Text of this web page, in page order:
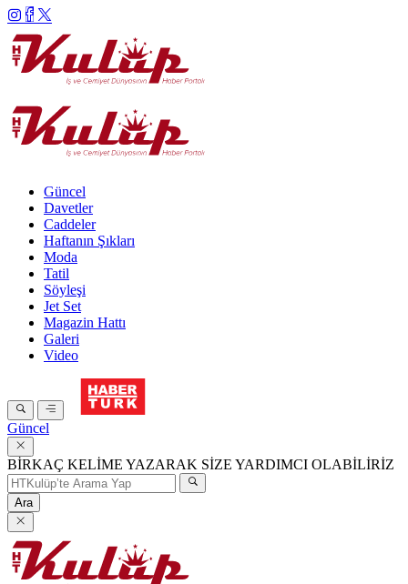
Güncel
Davetler
Caddeler
Haftanın Şıkları
Moda
Tatil
Söyleşi
Jet Set
Magazin Hattı
Galeri
Video
Güncel
BİRKAÇ KELİME YAZARAK SİZE YARDIMCI OLABİLİRİZ
Ara